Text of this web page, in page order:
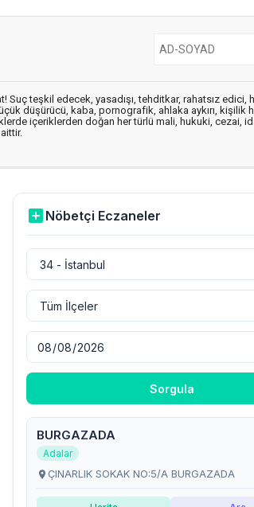
Suç teşkil edecek, yasadışı, tehditkar, rahatsız edici,
düşürücü, kaba, pornografik, ahlaka aykırı, kişilik
içeriklerden doğan her türlü mali, hukuki, cezai,